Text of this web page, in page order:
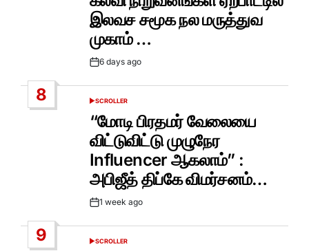
இலவச சமூக நல மருத்துவ
முகாம் …
Post6 days ago
8
POSTED
IN
SCROLLER
“மோடி பிரதமர் வேலையை
விட்டுவிட்டு முழுநேர
Influencer ஆகலாம்” :
அபிஜீத் திப்கே விமர்சனம்…
Post1 week ago
9
POSTED
SCROLLER